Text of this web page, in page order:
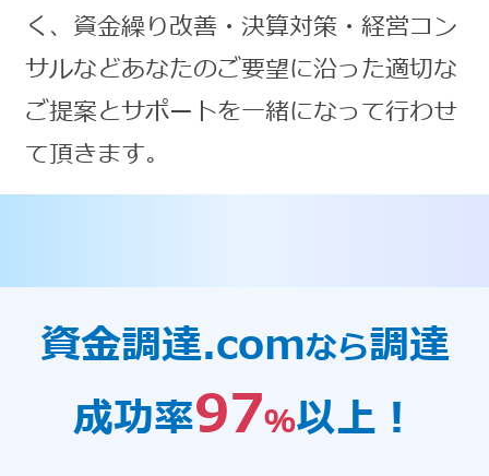
く、資金繰り改善・決算対策・経営コン
サルなどあなたのご要望に沿った適切な
ご提案とサポートを一緒になって行わせ
て頂きます。
資金調達.comなら調達
成功率97％以上！